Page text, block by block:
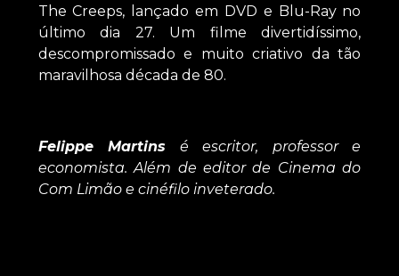
The Creeps, lançado em DVD e Blu-Ray no
último dia 27. Um filme divertidíssimo,
descompromissado e muito criativo da tão
maravilhosa década de 80.
Felippe Martins é escritor, professor e
economista. Além de editor de Cinema do
Com Limão e cinéfilo inveterado.